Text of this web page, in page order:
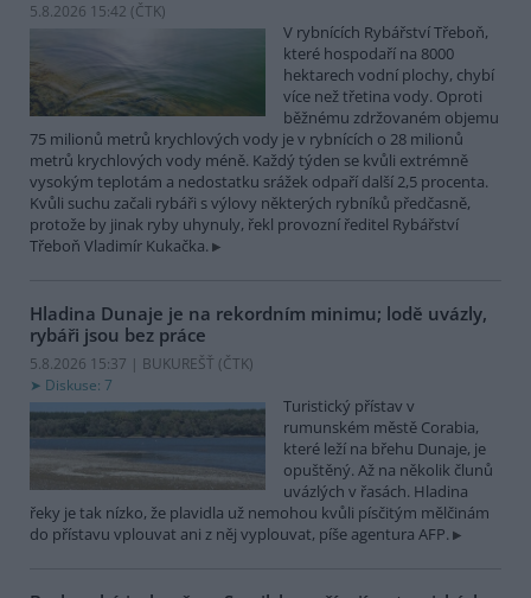
5.8.2026 15:42 (ČTK)
V rybnících Rybářství Třeboň,
které hospodaří na 8000
hektarech vodní plochy, chybí
více než třetina vody. Oproti
běžnému zdržovaném objemu
75 milionů metrů krychlových vody je v rybnících o 28 milionů
metrů krychlových vody méně. Každý týden se kvůli extrémně
vysokým teplotám a nedostatku srážek odpaří další 2,5 procenta.
Kvůli suchu začali rybáři s výlovy některých rybníků předčasně,
protože by jinak ryby uhynuly, řekl provozní ředitel Rybářství
Třeboň Vladimír Kukačka.
Hladina Dunaje je na rekordním minimu; lodě uvázly,
rybáři jsou bez práce
5.8.2026 15:37 | BUKUREŠŤ (ČTK)
Diskuse: 7
Turistický přístav v
rumunském městě Corabia,
které leží na břehu Dunaje, je
opuštěný. Až na několik člunů
uvázlých v řasách. Hladina
řeky je tak nízko, že plavidla už nemohou kvůli písčitým mělčinám
do přístavu vplouvat ani z něj vyplouvat, píše agentura AFP.